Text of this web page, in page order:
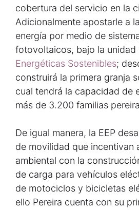
cobertura del servicio en la
Adicionalmente apostarle a
energía por medio de
fotovoltaicos, bajo la unidad
Energéticas Sostenibles;
construirá la primera granja
cual tendrá la capacidad de
más de 3.200 familias
De igual manera, la EEP
de movilidad que incentivan
ambiental con la
de carga para vehículos
de motociclos y bicicletas
ello Pereira cuenta con su